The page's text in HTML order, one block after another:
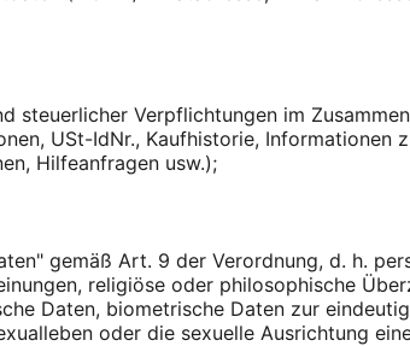
Verpflichtungen im
USt-IdNr., Kaufhistorie, Informationen
Hilfeanfragen usw.);
gemäß Art. 9 der Verordnung, d. h.
religiöse oder philosophische
Daten, biometrische Daten zur
oder die sexuelle Ausrichtung